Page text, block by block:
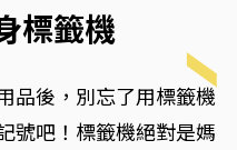
標籤機
品後，別忘了用標籤機
號吧！標籤機絕對是媽